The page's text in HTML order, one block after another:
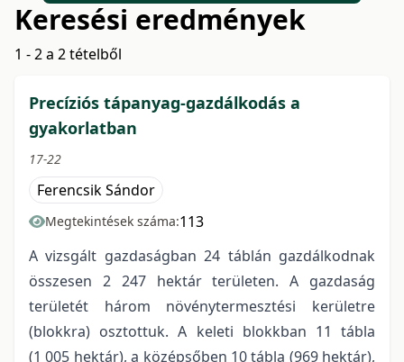
Keresési eredmények
1 - 2 a 2 tételből
Precíziós tápanyag-gazdálkodás a
gyakorlatban
17-22
Ferencsik Sándor
Megtekintések száma:113
A vizsgált gazdaságban 24 táblán gazdálkodnak
összesen 2 247 hektár területen. A gazdaság
területét három növénytermesztési kerületre
(blokkra) osztottuk. A keleti blokkban 11 tábla
(1 005 hektár), a középsőben 10 tábla (969 hektár),